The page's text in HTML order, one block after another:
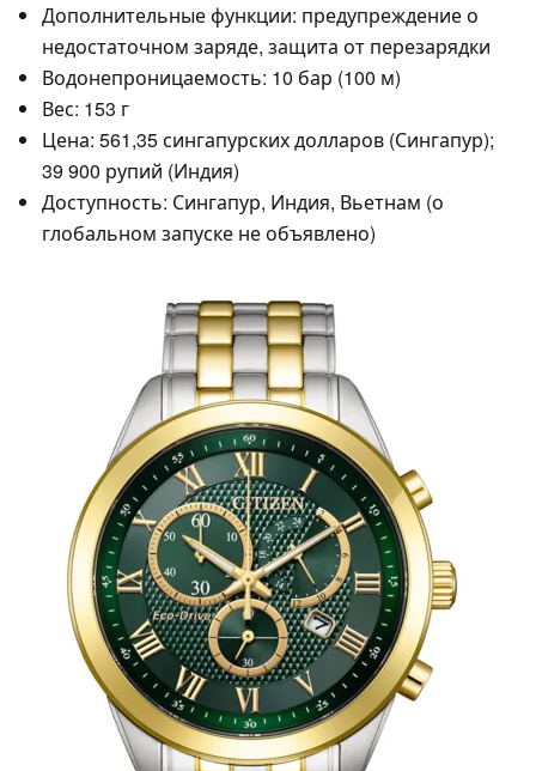
Дополнительные функции: предупреждение о
недостаточном заряде, защита от перезарядки
Водонепроницаемость: 10 бар (100 м)
Вес: 153 г
Цена: 561,35 сингапурских долларов (Сингапур);
39 900 рупий (Индия)
Доступность: Сингапур, Индия, Вьетнам (о
глобальном запуске не объявлено)